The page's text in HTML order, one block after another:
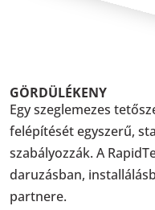
GÖRDÜLÉKENY
Egy szeglemezes
felépítését egyszerű,
szabályozzák. A
daruzásban,
partnere.